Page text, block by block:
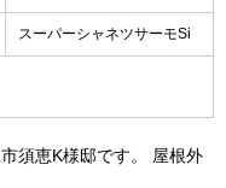
スーパーシャネツサーモSi
須恵K様邸です。 屋根外